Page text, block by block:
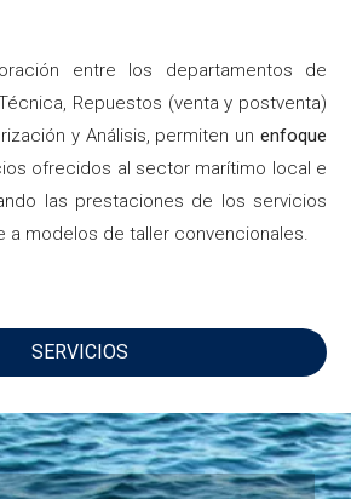
entre los departamentos de
Repuestos (venta y postventa)
y Análisis, permiten un enfoque
ofrecidos al sector marítimo local e
las prestaciones de los servicios
a modelos de taller convencionales.
SERVICIOS